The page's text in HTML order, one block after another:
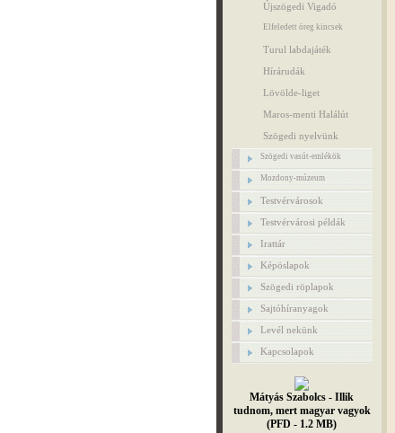
Újszögedi Vigadó
Elfeledett öreg kincsek
Turul labdajáték
Hírárudák
Lövölde-liget
Maros-menti Halálút
Szögedi nyelvünk
Szögedi vasút-emlékök
Mozdony-múzeum
Testvérvárosok
Testvérvárosi példák
Irattár
Képöslapok
Szögedi röplapok
Sajtóhíranyagok
Levél nekünk
Kapcsolapok
Mátyás Szabolcs - Illik
tudnom, mert magyar vagyok
(PFD - 1.2 MB)